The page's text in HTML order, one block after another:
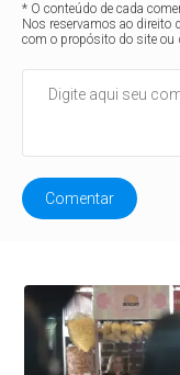
* O conteúdo de cada
Nos reservamos ao direito
com o propósito do site ou
Comentar